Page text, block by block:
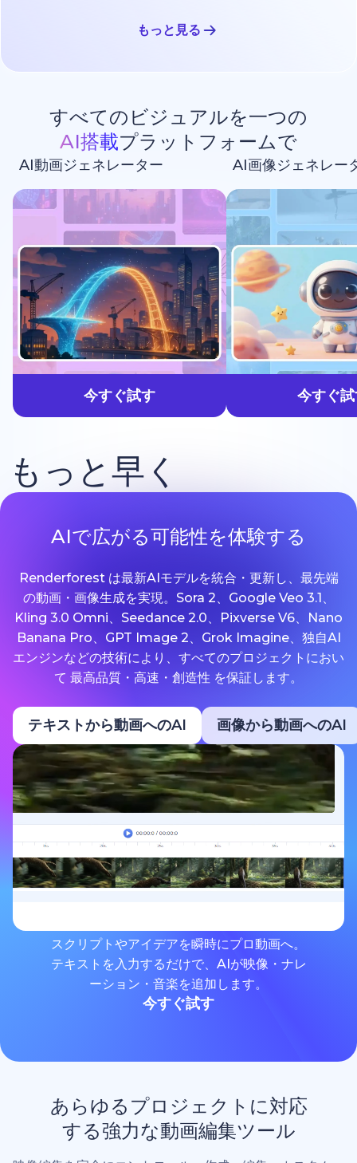
もっと見る
すべてのビジュアルを一つの
AI搭載プラットフォームで
AI動画ジェネレーター
今すぐ試す
AI画像ジェネレー
今すぐ
もっと早く
生成しよう
AIで広がる可能性を体験する
Renderforest は最新AIモデルを統合・更新し、最先端
の動画・画像生成を実現。Sora 2、Google Veo 3.1、
Kling 3.0 Omni、Seedance 2.0、Pixverse V6、Nano
Banana Pro、GPT Image 2、Grok Imagine、独自AI
エンジンなどの技術により、すべてのプロジェクトにおい
て 最高品質・高速・創造性 を保証します。
テキストから動画へのAI 画像から動画へのAI
スクリプトやアイデアを瞬時にプロ動画へ。
テキストを入力するだけで、AIが映像・ナレ
ーション・音楽を追加します。
今すぐ試す
あらゆるプロジェクトに対応
する強力な動画編集ツール